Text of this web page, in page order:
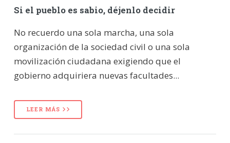
Si el pueblo es sabio, déjenlo decidir
No recuerdo una sola marcha, una sola
organización de la sociedad civil o una sola
movilización ciudadana exigiendo que el
gobierno adquiriera nuevas facultades...
LEER MÁS